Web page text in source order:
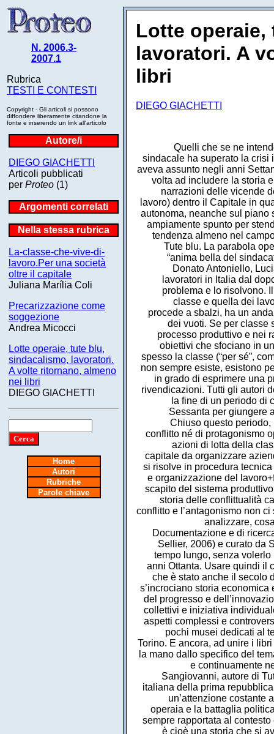
N. 2006.3-
2007.1
Rubrica
TESTI E CONTESTI
Copyright - Gli articoli si possono
diffondere liberamente citandone la
fonte e inserendo un link all'articolo
Autore/i
DIEGO GIACHETTI
Articoli pubblicati
per Proteo (1)
Argomenti correlati
Nella stessa rubrica
La-classe-che-vive-di-
lavoro.Per una società
oltre il capitale
Juliana Marília Coli
Precarizzazione come
soggezione
Andrea Micocci
Lotte operaie, tute blu,
sindacalismo, lavoratori.
A volte ritornano, almeno
nei libri
DIEGO GIACHETTI
Home
Autori
Rubriche
Parole chiave
Lotte
lavoratori. A
libri
DIEGO GIACHETTI
Quelli che se ne
sindacale ha superato la crisi
aveva assunto negli anni
volta ad includere la storia
narrazioni delle vicende
lavoro) dentro il Capitale in
autonoma, neanche sul piano
ampiamente spunto per
tendenza almeno nel
Tute blu. La parabola
“anima bella del
Donato Antoniello,
lavoratori in Italia dal
problema e lo risolvono.
classe e quella dei
procede a sbalzi, ha un
dei vuoti. Se per classe
processo produttivo e nei
obiettivi che sfociano in
spesso la classe (“per sé”,
non sempre esiste, esistono
in grado di esprimere una
rivendicazioni. Tutti gli autori
la fine di un periodo di
Sessanta per giungere
Chiuso questo periodo,
conflitto né di protagonismo
azioni di lotta della
capitale da organizzare
si risolve in procedura
e organizzazione del
scapito del sistema
storia delle conflittualità
conflitto e l’antagonismo non
analizzare,
Documentazione e di
Sellier, 2006) e curato da
tempo lungo, senza
anni Ottanta. Usare quindi il
che è stato anche il secolo
s’incrociano storia
del progresso e
collettivi e iniziativa
aspetti complessi e
pochi musei dedicati al
Torino. E ancora, ad unire i
la mano dallo specifico del
e continuamente
Sangiovanni, autore di
italiana della prima
un’attenzione costante
operaia e la battaglia
sempre rapportata al
è cioè una storia che si